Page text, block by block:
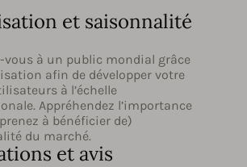
et saisonnalité
vous à un public mondial grâce
afin de développer votre
à l’échelle
Appréhendez l’importance
à bénéficier de)
du marché.
et avis